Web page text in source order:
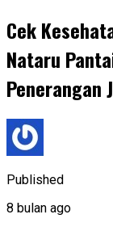
Cek
Nataru
Penerangan
Published
8 bulan ago